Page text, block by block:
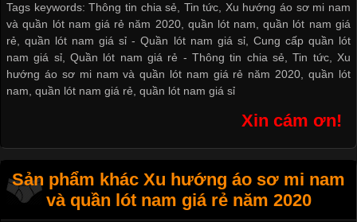
Tags keywords: Thông tin chia sẻ, Tin tức, Xu hướng áo sơ mi nam
và quần lót nam giá rẻ năm 2020, quần lót nam, quần lót nam giá
rẻ, quần lót nam giá sỉ -Quần lót nam giá sỉ, Cung cấp quần lót
nam giá sỉ,Quần lót nam giá rẻ - Thông tin chia sẻ ,Tin tức, Xu
hướng áo sơ mi nam và quần lót nam giá rẻ năm 2020
quần lót
nam ,quần lót nam giá rẻ ,quần lót nam giá sỉ
Xin cám ơn!
Sản phẩm khác Xu hướng áo sơ mi nam
và quần lót nam giá rẻ năm 2020